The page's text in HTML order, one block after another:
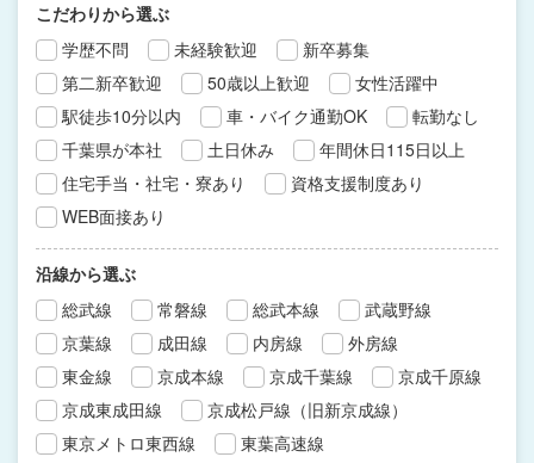
こだわりから選ぶ
学歴不問
未経験歓迎
新卒募集
第二新卒歓迎
50歳以上歓迎
女性活躍中
駅徒歩10分以内
車・バイク通勤OK
転勤なし
千葉県が本社
土日休み
年間休日115日以上
住宅手当・社宅・寮あり
資格支援制度あり
WEB面接あり
沿線から選ぶ
総武線
常磐線 総武本線
武蔵野線
京葉線
成田線 内房線
外房線
東金線
京成本線 京成千葉線
京成千原線
京成東成田線
京成松戸線（旧新京成線）
東京メトロ東西線
東葉高速線